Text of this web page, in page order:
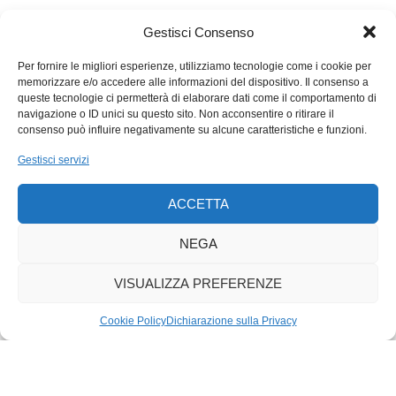
Gestisci Consenso
Per fornire le migliori esperienze, utilizziamo tecnologie come i cookie per
memorizzare e/o accedere alle informazioni del dispositivo. Il consenso a
queste tecnologie ci permetterà di elaborare dati come il comportamento di
navigazione o ID unici su questo sito. Non acconsentire o ritirare il
consenso può influire negativamente su alcune caratteristiche e funzioni.
Gestisci servizi
ACCETTA
NEGA
VISUALIZZA PREFERENZE
Cookie PolicyDichiarazione sulla Privacy
«Sì», dice Neil.
«E lei si fida di ChatGPT?», dico.
«Giulio», dice Neil.
«Mi dica», dico.
«In ChatGPT è concentrato l’intero scibile umano», dice Nei.
«ChatGPT ha confrontato il mio romanzo con tutti i romanzi
«Non le è venuto in mente che ChatGPT volesse solo
«ChatGPT non vuole niente», dice Neil. «Non è umana. Quindi